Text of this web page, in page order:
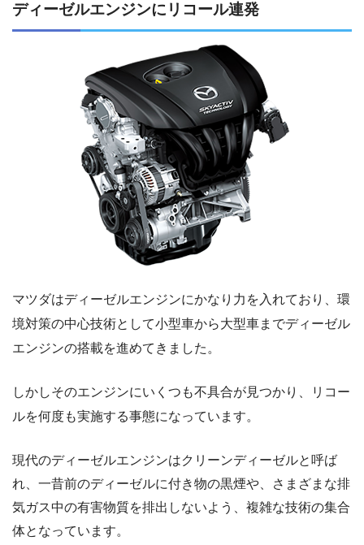
ディーゼルエンジンにリコール連発
マツダはディーゼルエンジンにかなり力を入れており、環
境対策の中心技術として小型車から大型車までディーゼル
エンジンの搭載を進めてきました。
しかしそのエンジンにいくつも不具合が見つかり、リコー
ルを何度も実施する事態になっています。
現代のディーゼルエンジンはクリーンディーゼルと呼ば
れ、一昔前のディーゼルに付き物の黒煙や、さまざまな排
気ガス中の有害物質を排出しないよう、複雑な技術の集合
体となっています。